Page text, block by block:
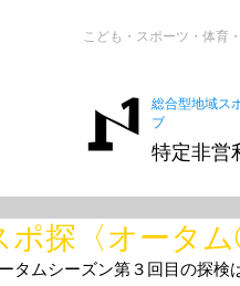
こども・スポーツ・体育
総合型地域ス
ブ
特定非営
ポ探〈オータ
タムシーズン第３回目の探検